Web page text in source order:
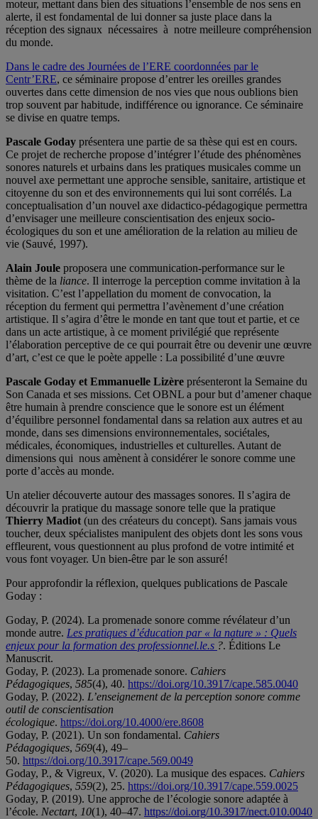
moteur, mettant dans bien des situations l’ensemble de nos sens en
alerte, il est fondamental de lui donner sa juste place dans la
réception des signaux nécessaires à notre meilleure compréhension
du monde.
Dans le cadre des Journées de l’ERE coordonnées par le
Centr’ERE, ce séminaire propose d’entrer les oreilles grandes
ouvertes dans cette dimension de nos vies que nous oublions bien
trop souvent par habitude, indifférence ou ignorance. Ce séminaire
se divise en quatre temps.
Pascale Goday présentera une partie de sa thèse qui est en cours.
Ce projet de recherche propose d’intégrer l’étude des phénomènes
sonores naturels et urbains dans les pratiques musicales comme un
nouvel axe permettant une approche sensible, sanitaire, artistique et
citoyenne du son et des environnements qui lui sont corrélés. La
conceptualisation d’un nouvel axe didactico-pédagogique permettra
d’envisager une meilleure conscientisation des enjeux socio-
écologiques du son et une amélioration de la relation au milieu de
vie (Sauvé, 1997).
Alain Joule proposera une communication-performance sur le
thème de la liance. Il interroge la perception comme invitation à la
visitation. C’est l’appellation du moment de convocation, la
réception du ferment qui permettra l’avènement d’une création
artistique. Il s’agira d’être le monde en tant que tout et partie, et ce
dans un acte artistique, à ce moment privilégié que représente
l’élaboration perceptive de ce qui pourrait être ou devenir une œuvre
d’art, c’est ce que le poète appelle : La possibilité d’une œuvre
Pascale Goday et Emmanuelle Lizère présenteront la Semaine du
Son Canada et ses missions. Cet OBNL a pour but d’amener chaque
être humain à prendre conscience que le sonore est un élément
d’équilibre personnel fondamental dans sa relation aux autres et au
monde, dans ses dimensions environnementales, sociétales,
médicales, économiques, industrielles et culturelles. Autant de
dimensions qui nous amènent à considérer le sonore comme une
porte d’accès au monde.
Un atelier découverte autour des massages sonores. Il s’agira de
découvrir la pratique du massage sonore telle que la pratique
Thierry Madiot (un des créateurs du concept). Sans jamais vous
toucher, deux spécialistes manipulent des objets dont les sons vous
effleurent, vous questionnent au plus profond de votre intimité et
vous font voyager. Un bien-être par le son assuré!
Pour approfondir la réflexion, quelques publications de Pascale
Goday :
Goday, P. (2024). La promenade sonore comme révélateur d’un
monde autre. Les pratiques d’éducation par « la nature » : Quels
enjeux pour la formation des professionnel.le.s ?. Éditions Le
Manuscrit.
Goday, P. (2023). La promenade sonore. Cahiers
Pédagogiques, 585(4), 40. https://doi.org/10.3917/cape.585.0040
Goday, P. (2022). L’enseignement de la perception sonore comme
outil de conscientisation
écologique. https://doi.org/10.4000/ere.8608
Goday, P. (2021). Un son fondamental. Cahiers
Pédagogiques, 569(4), 49–
50. https://doi.org/10.3917/cape.569.0049
Goday, P., & Vigreux, V. (2020). La musique des espaces. Cahiers
Pédagogiques, 559(2), 25. https://doi.org/10.3917/cape.559.0025
Goday, P. (2019). Une approche de l’écologie sonore adaptée à
l’école. Nectart, 10(1), 40–47. https://doi.org/10.3917/nect.010.0040